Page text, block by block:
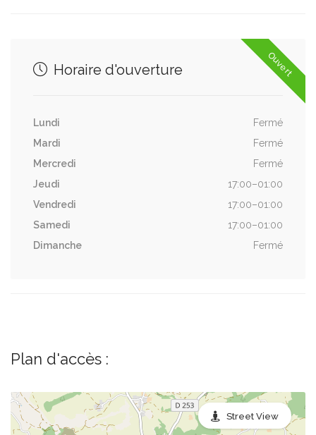
Ouvert
Horaire d'ouverture
Lundi
Fermé
Mardi
Fermé
Mercredi
Fermé
Jeudi
17:00–01:00
Vendredi
17:00–01:00
Samedi
17:00–01:00
Dimanche
Fermé
Plan d'accès :
Street View